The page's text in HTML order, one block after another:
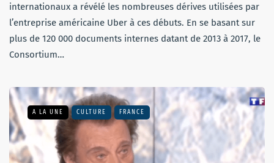
internationaux a révélé les nombreuses dérives utilisées par
l’entreprise américaine Uber à ces débuts. En se basant sur
plus de 120 000 documents internes datant de 2013 à 2017, le
Consortium…
A LA UNE CULTURE FRANCE